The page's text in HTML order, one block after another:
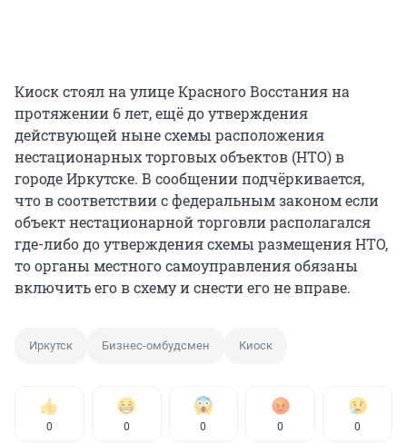
Киоск стоял на улице Красного Восстания на
протяжении 6 лет, ещё до утверждения
действующей ныне схемы расположения
нестационарных торговых объектов (НТО) в
городе Иркутске. В сообщении подчёркивается,
что в соответствии с федеральным законом если
объект нестационарной торговли располагался
где-либо до утверждения схемы размещения НТО,
то органы местного самоуправления обязаны
включить его в схему и снести его не вправе.
Иркутск Бизнес-омбудсмен Киоск
0 0 0 0 0